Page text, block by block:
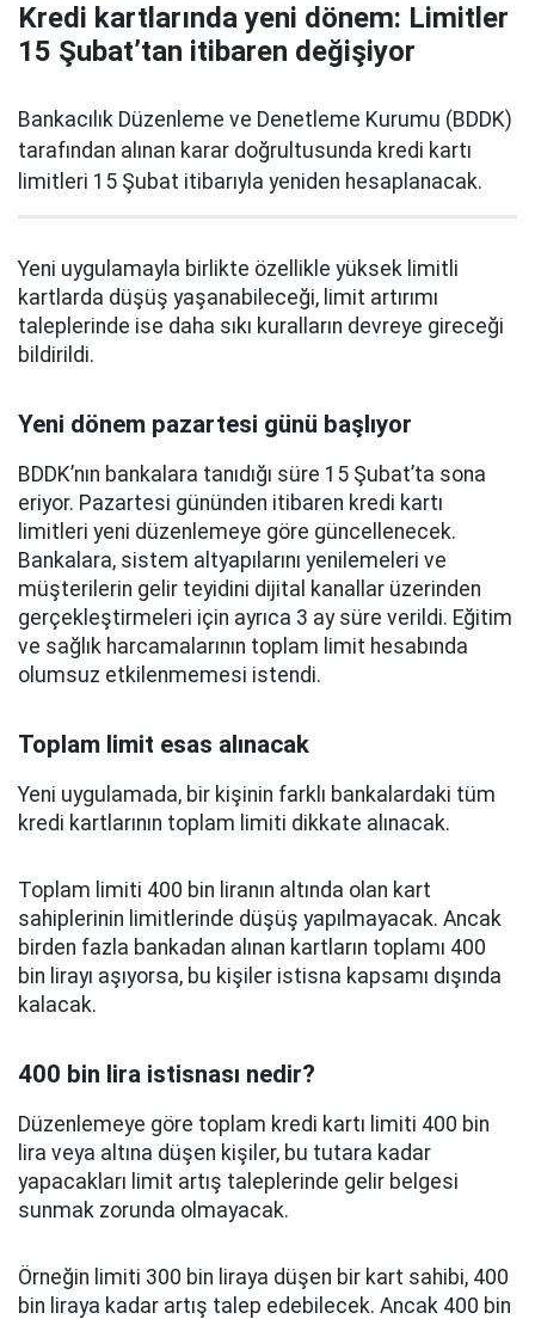
Kredi kartlarında yeni dönem: Limitler
15 Şubat’tan itibaren değişiyor
Bankacılık Düzenleme ve Denetleme Kurumu (BDDK)
tarafından alınan karar doğrultusunda kredi kartı
limitleri 15 Şubat itibarıyla yeniden hesaplanacak.
Yeni uygulamayla birlikte özellikle yüksek limitli
kartlarda düşüş yaşanabileceği, limit artırımı
taleplerinde ise daha sıkı kuralların devreye gireceği
bildirildi.
Yeni dönem pazartesi günü başlıyor
BDDK’nın bankalara tanıdığı süre 15 Şubat’ta sona
eriyor. Pazartesi gününden itibaren kredi kartı
limitleri yeni düzenlemeye göre güncellenecek.
Bankalara, sistem altyapılarını yenilemeleri ve
müşterilerin gelir teyidini dijital kanallar üzerinden
gerçekleştirmeleri için ayrıca 3 ay süre verildi. Eğitim
ve sağlık harcamalarının toplam limit hesabında
olumsuz etkilenmemesi istendi.
Toplam limit esas alınacak
Yeni uygulamada, bir kişinin farklı bankalardaki tüm
kredi kartlarının toplam limiti dikkate alınacak.
Toplam limiti 400 bin liranın altında olan kart
sahiplerinin limitlerinde düşüş yapılmayacak. Ancak
birden fazla bankadan alınan kartların toplamı 400
bin lirayı aşıyorsa, bu kişiler istisna kapsamı dışında
kalacak.
400 bin lira istisnası nedir?
Düzenlemeye göre toplam kredi kartı limiti 400 bin
lira veya altına düşen kişiler, bu tutara kadar
yapacakları limit artış taleplerinde gelir belgesi
sunmak zorunda olmayacak.
Örneğin limiti 300 bin liraya düşen bir kart sahibi, 400
bin liraya kadar artış talep edebilecek. Ancak 400 bin